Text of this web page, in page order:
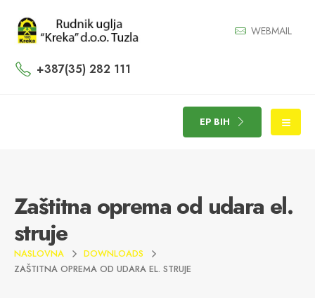
WEBMAIL
+387(35) 282 111
EP BIH
Zaštitna oprema od udara el.
struje
NASLOVNA
DOWNLOADS
ZAŠTITNA OPREMA OD UDARA EL. STRUJE